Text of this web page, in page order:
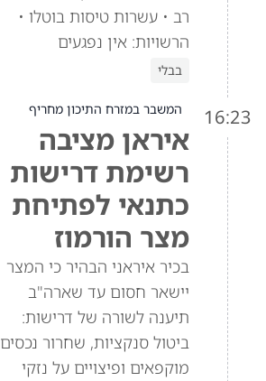
רב • עשרות טיסות בוטלו •
הרשויות: אין נפגעים
בבלי
16:23 המשבר במזרח התיכון מחריף
איראן מציבה
רשימת דרישות
כתנאי לפתיחת
מצר הורמוז
בכיר איראני הבהיר כי המצר
יישאר חסום עד שארה"ב
תיענה לשורה של דרישות:
ביטול סנקציות, שחרור נכסים
מוקפאים ופיצויים על נזקי